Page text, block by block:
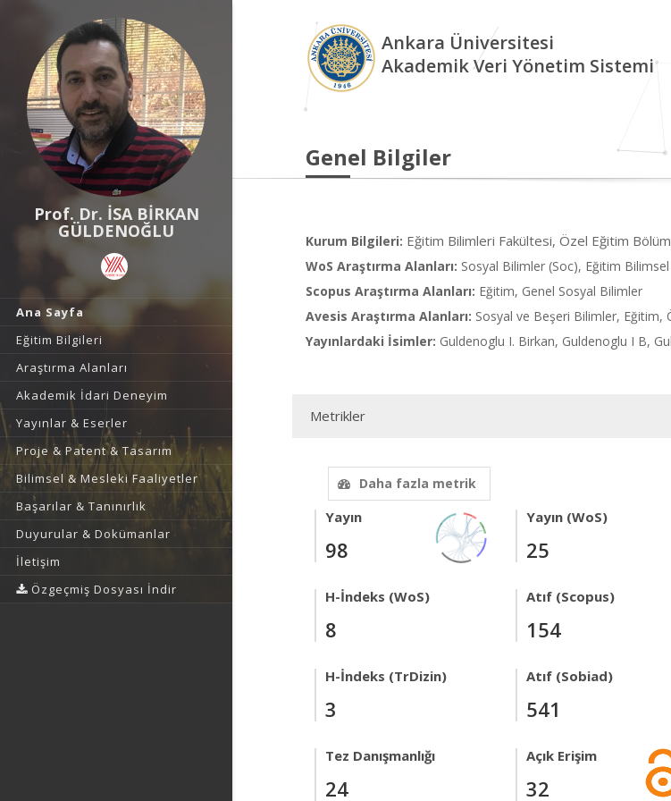
Prof. Dr. İSA BİRKAN
GÜLDENOĞLU
Ana Sayfa
Eğitim Bilgileri
Araştırma Alanları
Akademik İdari Deneyim
Yayınlar & Eserler
Proje & Patent & Tasarım
Bilimsel & Mesleki Faaliyetler
Başarılar & Tanınırlık
Duyurular & Dokümanlar
İletişim
Özgeçmiş Dosyası İndir
Ankara Üniversitesi
Akademik Veri Yönetim Sistemi
Genel Bilgiler
Kurum Bilgileri: Eğitim Bilimleri Fakültesi, Özel Eğitim
WoS Araştırma Alanları: Sosyal Bilimler (Soc), Eğitim
Scopus Araştırma Alanları: Eğitim, Genel Sosyal Bilimler
Avesis Araştırma Alanları: Sosyal ve Beşeri Bilimler, Eğitim,
Yayınlardaki İsimler: Guldenoglu I. Birkan, Guldenoglu I B,
Metrikler
Daha fazla metrik
Yayın
98
Yayın (WoS)
25
H-İndeks (WoS)
8
Atıf (Scopus)
154
H-İndeks (TrDizin)
3
Atıf (Sobiad)
541
Tez Danışmanlığı
24
Açık Erişim
32